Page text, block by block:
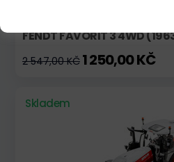
FENDT FAVORIT 3 4WD
2 547,00 KČ 1 250,00 KČ
Skladem